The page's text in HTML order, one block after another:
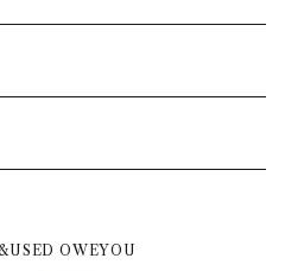
OWEYOU